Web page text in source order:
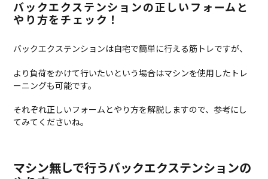
バックエクステンションの正しいフォームと
やり方をチェック！
バックエクステンションは自宅で簡単に行える筋トレですが、
より負荷をかけて行いたいという場合はマシンを使用したトレ
ーニングも可能です。
それぞれ正しいフォームとやり方を解説しますので、参考にし
てみてくださいね。
マシン無しで行うバックエクステンションの